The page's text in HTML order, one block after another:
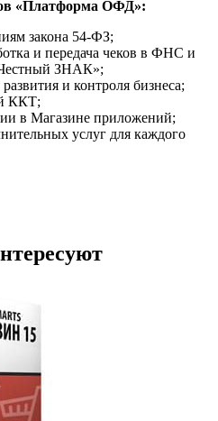
«Платформа ОФД»:
закона 54-ФЗ;
и передача чеков в ФНС и
ЗНАК»;
и контроля бизнеса;
ККТ;
в Магазине приложений;
услуг для каждого